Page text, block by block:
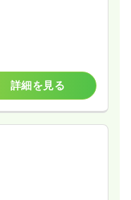
詳細を見る